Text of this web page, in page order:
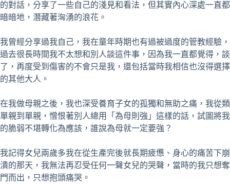
的對話，分享了一些自己的淺見和看法，但其實內心深處一直都
暗暗地，潛藏著洶湧的浪花。
我曾經分享過我自己，我在童年時期也有過被過度的管教經驗，
過去很長時間我不太想和別人談這件事，因為我一直都覺得，談
了，再度受到傷害的不會只是我，還包括當時我相信也沒得選擇
的其他大人。
在我做母親之後，我也深受養育子女的孤獨和無助之痛，我從類
單親到單親，憎恨著別人總用「為母則強」這樣的話，試圖將我
的脆弱不堪轉化為應該，誰說為母就一定要強？
我記得女兒兩歲多我在從生產完後就長期疲憊、身心的痛苦下崩
潰的那天，我無法再忍受任何一聲女兒的哭聲，當時的我只想奪
門而出，只想抱頭痛哭。